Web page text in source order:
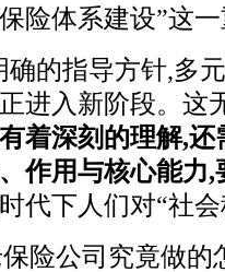
险体系建设”这
确的指导方针,多
进入新阶段。这
着深刻的理解,
作用与核心能力
代下人们对“社
险公司究竟做的